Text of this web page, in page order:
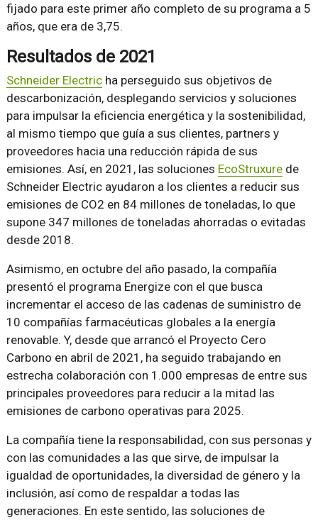
fijado para este primer año completo de su programa a 5
años, que era de 3,75.
Resultados de 2021
Schneider Electricha perseguido sus objetivos de
descarbonización, desplegando servicios y soluciones
para impulsar la eficiencia energética y la sostenibilidad,
al mismo tiempo que guía a sus clientes, partners y
proveedores hacia una reducción rápida de sus
emisiones. Así, en 2021, las soluciones EcoStruxurede
Schneider Electric ayudaron a los clientes a reducir sus
emisiones de CO2 en 84 millones de toneladas, lo que
supone 347 millones de toneladas ahorradas o evitadas
desde 2018.
Asimismo, en octubre del año pasado, la compañía
presentó el programa Energize con el que busca
incrementar el acceso de las cadenas de suministro de
10 compañías farmacéuticas globales a la energía
renovable. Y, desde que arrancó el Proyecto Cero
Carbono en abril de 2021, ha seguido trabajando en
estrecha colaboración con 1.000 empresas de entre sus
principales proveedores para reducir a la mitad las
emisiones de carbono operativas para 2025.
La compañía tiene la responsabilidad, con sus personas y
con las comunidades a las que sirve, de impulsar la
igualdad de oportunidades, la diversidad de género y la
inclusión, así como de respaldar a todas las
generaciones. En este sentido, las soluciones de